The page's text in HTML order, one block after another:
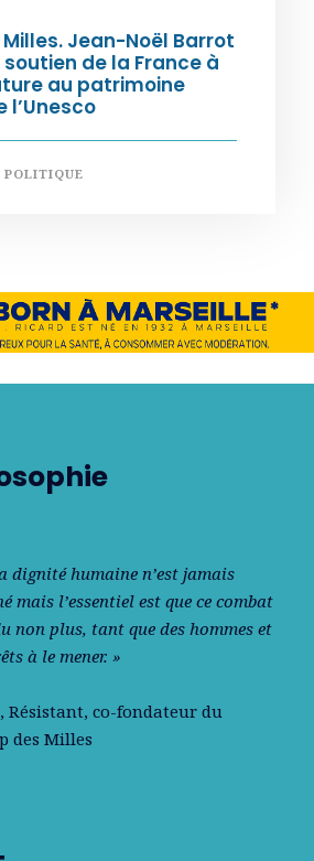
Jean-Noël Barrot
de la France à
au patrimoine
l’Unesco
POLITIQUE
dignité humaine n’est jamais
mais l’essentiel est que ce combat
non plus, tant que des hommes et
à le mener. »
, Résistant, co-fondateur du
des Milles